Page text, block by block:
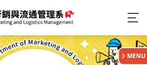
MENU